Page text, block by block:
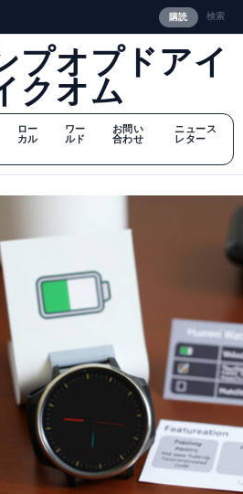
購読 検索
プオプドアイ
クオム
ロー
カル
ワー
ルド
お問い
合わせ
ニュース
レター